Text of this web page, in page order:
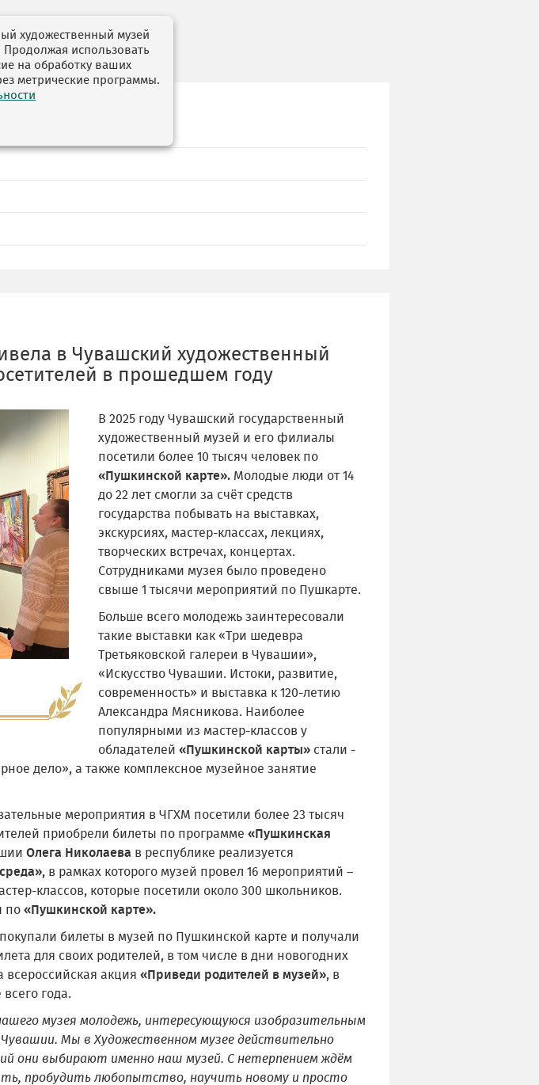
в Чувашский художественный
в прошедшем году
В 2025 году Чувашский государственный
художественный музей и его филиалы
посетили более 10 тысяч человек по
«Пушкинской карте». Молодые люди от 14
до 22 лет смогли за счёт средств
государства побывать на выставках,
экскурсиях, мастер-классах, лекциях,
творческих встречах, концертах.
Сотрудниками музея было проведено
свыше 1 тысячи мероприятий по Пушкарте.
Больше всего молодежь заинтересовали
такие выставки как «Три шедевра
Третьяковской галереи в Чувашии»,
«Искусство Чувашии. Истоки, развитие,
современность» и выставка к 120-летию
Александра Мясникова. Наиболее
популярными из мастер-классов у
обладателей «Пушкинской карты»стали -
дело», а также комплексное музейное занятие
мероприятия в ЧГХМ посетили более 23 тысяч
приобрели билеты по программе «Пушкинская
Олега Николаева в республике реализуется
в рамках которого музей провел 16 мероприятий –
классов, которые посетили около 300 школьников.
по «Пушкинской карте».
билеты в музей по Пушкинской карте и получали
для своих родителей, в том числе в дни новогодних
всероссийская акция «Приведи родителей в музей», в
года.
музея молодежь, интересующуюся изобразительным
Мы в Художественном музее действительно
они выбирают именно наш музей. С нетерпением ждём
пробудить любопытство, научить новому и просто
художественный музей
использовать
на обработку ваших
метрические программы.